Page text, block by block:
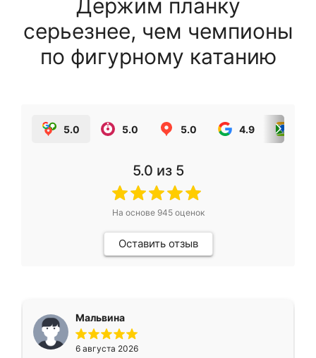
Держим планку
серьезнее, чем чемпионы
по фигурному катанию
5.0 5.0 5.0 4.9
5.0 из 5
На основе 945оценок
Оставить отзыв
Мальвина
6 августа 2026